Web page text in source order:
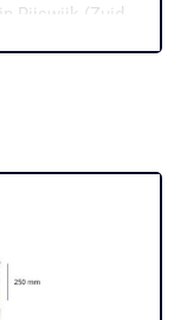
Rijswijk (Zuid-